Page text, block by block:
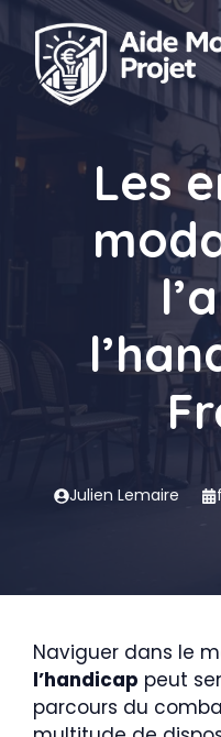
au
contenu
Les
Julien Lemaire
Naviguer dans le
l’handicap peut
parcours du